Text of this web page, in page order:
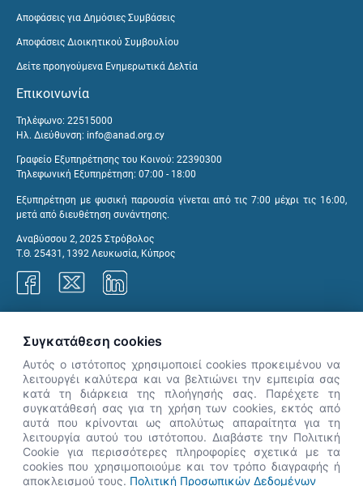
Αποφάσεις για Δημόσιες Συμβάσεις
Αποφάσεις Διοικητικού Συμβουλίου
Δείτε προηγούμενα Ενημερωτικά Δελτία
Επικοινωνία
Τηλέφωνο: 22515000
Ηλ. Διεύθυνση: info@anad.org.cy
Γραφείο Εξυπηρέτησης του Κοινού: 22390300
Τηλεφωνική Εξυπηρέτηση: 07:00 - 18:00
Εξυπηρέτηση με φυσική παρουσία γίνεται από τις 7:00 μέχρι τις 16:00,
μετά από διευθέτηση συνάντησης.
Αναβύσσου 2, 2025 Στρόβολος
Τ.Θ. 25431, 1392 Λευκωσία, Κύπρος
👋 Καλώς ήρθες! Είμαι η Νόησις.
Πες μου πώς μπορώ να σε βοηθήσω
σήμερα.
Συγκατάθεση cookies
Αυτός ο ιστότοπος χρησιμοποιεί cookies προκειμένου να
λειτουργέι καλύτερα και να βελτιώνει την εμπειρία σας
κατά τη διάρκεια της πλοήγησής σας. Παρέχετε τη
συγκατάθεσή σας για τη χρήση των cookies, εκτός από
αυτά που κρίνονται ως απολύτως απαραίτητα για τη
λειτουργία αυτού του ιστότοπου. Διαβάστε την Πολιτική
Cookie για περισσότερες πληροφορίες σχετικά με τα
cookies που χρησιμοποιούμε και τον τρόπο διαγραφής ή
αποκλεισμού τους. Πολιτική Προσωπικών Δεδομένων